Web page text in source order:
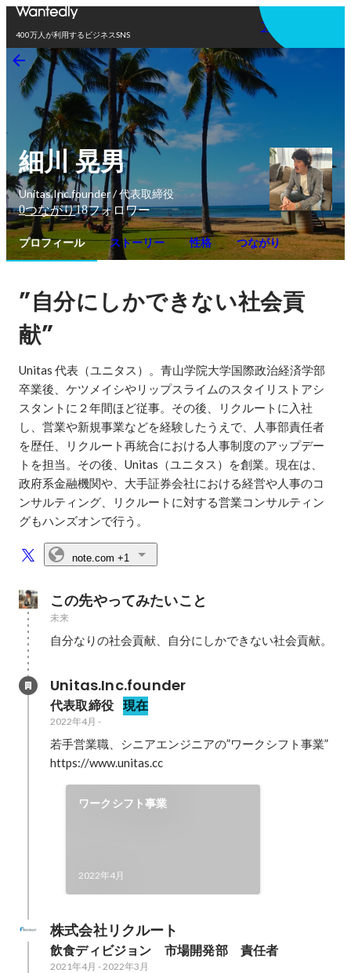
400万人が利用するビジネスSNS
アプリを使う
細川 晃男
Unitas.Inc.founder / 代表取締役
0つながり18フォロワー
プロフィール ストーリー 性格 つながり
”自分にしかできない社会貢
献”
Unitas 代表（ユニタス）。青山学院大学国際政治経済学部
卒業後、ケツメイシやリップスライムのスタイリストアシ
スタントに２年間ほど従事。その後、リクルートに入社
し、営業や新規事業などを経験したうえで、人事部責任者
を歴任、リクルート再統合における人事制度のアップデー
トを担当。その後、Unitas（ユニタス）を創業。現在は、
政府系金融機関や、大手証券会社における経営や人事のコ
ンサルティング、リクルートに対する営業コンサルティン
グもハンズオンで行う。
note.com +1
この先やってみたいこと
未来
自分なりの社会貢献、自分にしかできない社会貢献。
Unitas.Inc.founder
代表取締役 現在
2022年4月 -
若手営業職、シニアエンジニアの”ワークシフト事業”
https://www.unitas.cc
ワークシフト事業
2022年4月
株式会社リクルート
飲食ディビジョン　市場開発部　責任者
2021年4月 -2022年3月